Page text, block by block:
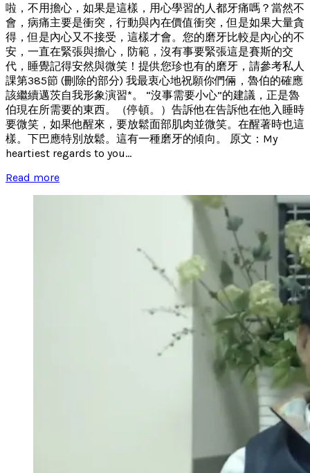
啦，不用擔心，如果是這樣，用心學習的人都牙痛嗎？當然不
會，病痛主要是衝突，行動與內在價值衝突，但是如果大量貪
得，但是內心又不接受，這樣才會。您的磨牙比較是內心的不
安，一直在緊張與擔心，防範，沒有事要緊張這是賽斯的交
代，睡覺記得安然與微笑！提供您珍也有的磨牙，請參考私人
課第385節 (刪除的部分) 我最衷心地祝願你們倆，魯伯的確應
該繼續邁茨自我形象演習*。 “沒事需要小心”的建議，正是魯
伯現在所需要的東西。（停頓。）告訴他在告訴他在他入睡時
要微笑，如果他醒來，要放鬆面部肌肉並微笑。在醒著時也這
樣。下巴應特別放鬆。這有一種磨牙的傾向。 原文：My
heartiest regards to you...
Read more